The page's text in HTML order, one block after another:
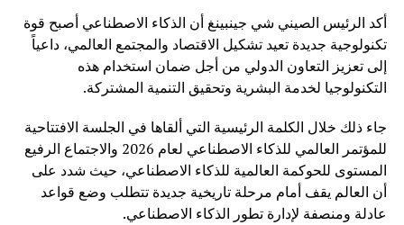
أكد الرئيس الصيني شي جينبينغ أن الذكاء الاصطناعي أصبح قوة
تكنولوجية جديدة تعيد تشكيل الاقتصاد والمجتمع العالمي، داعياً
إلى تعزيز التعاون الدولي من أجل ضمان استخدام هذه
التكنولوجيا لخدمة البشرية وتحقيق التنمية المشتركة.
جاء ذلك خلال الكلمة الرئيسية التي ألقاها في الجلسة الافتتاحية
للمؤتمر العالمي للذكاء الاصطناعي لعام 2026 والاجتماع الرفيع
المستوى للحوكمة العالمية للذكاء الاصطناعي، حيث شدد على
أن العالم يقف أمام مرحلة تاريخية جديدة تتطلب وضع قواعد
عادلة ومنصفة لإدارة تطور الذكاء الاصطناعي.